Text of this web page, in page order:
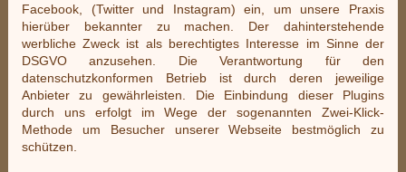
Facebook, (Twitter und Instagram) ein, um unsere Praxis
hierüber bekannter zu machen. Der dahinterstehende
werbliche Zweck ist als berechtigtes Interesse im Sinne der
DSGVO anzusehen. Die Verantwortung für den
datenschutzkonformen Betrieb ist durch deren jeweilige
Anbieter zu gewährleisten. Die Einbindung dieser Plugins
durch uns erfolgt im Wege der sogenannten Zwei-Klick-
Methode um Besucher unserer Webseite bestmöglich zu
schützen.